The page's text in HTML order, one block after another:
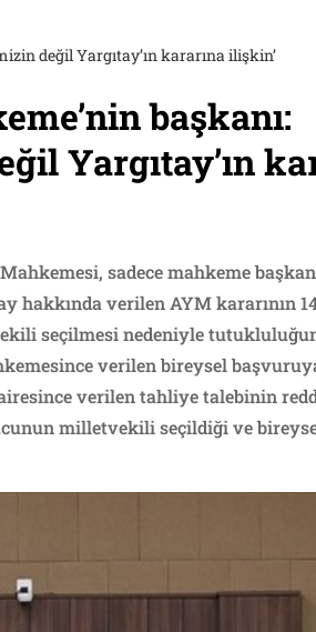
değil Yargıtay’ın kararına ilişkin’
başkanı:
Yargıtay’ın
sadece mahkeme
hakkında verilen AYM kararının
seçilmesi nedeniyle
verilen bireysel
verilen tahliye talebinin
milletvekili seçildiği ve